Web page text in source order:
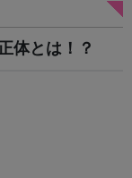
体とは！？